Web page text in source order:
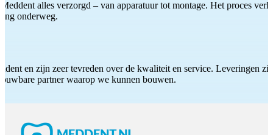
alles verzorgd – van apparatuur tot montage. Het proces
onderweg.
en zijn zeer tevreden over de kwaliteit en service. Leveringen
partner waarop we kunnen bouwen.